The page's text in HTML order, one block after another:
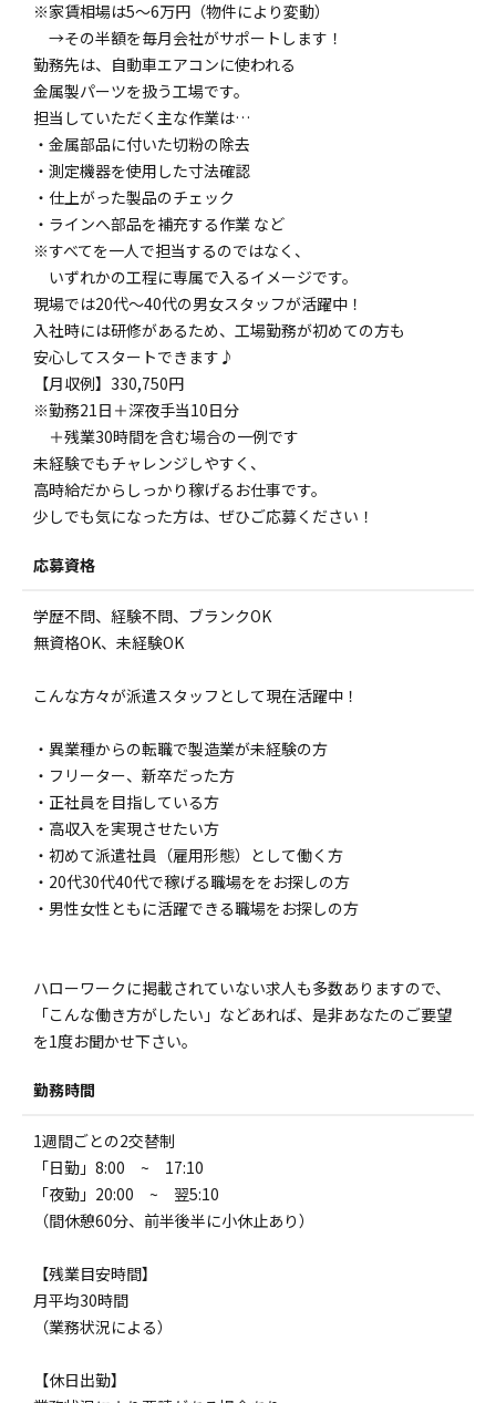
※家賃相場は5～6万円（物件により変動）
→その半額を毎月会社がサポートします！
勤務先は、自動車エアコンに使われる
金属製パーツを扱う工場です。
担当していただく主な作業は…
・金属部品に付いた切粉の除去
・測定機器を使用した寸法確認
・仕上がった製品のチェック
・ラインへ部品を補充する作業 など
※すべてを一人で担当するのではなく、
いずれかの工程に専属で入るイメージです。
現場では20代〜40代の男女スタッフが活躍中！
入社時には研修があるため、工場勤務が初めての方も
安心してスタートできます♪
【月収例】330,750円
※勤務21日＋深夜手当10日分
＋残業30時間を含む場合の一例です
未経験でもチャレンジしやすく、
高時給だからしっかり稼げるお仕事です。
少しでも気になった方は、ぜひご応募ください！
応募資格
学歴不問、経験不問、ブランクOK
無資格OK、未経験OK
こんな方々が派遣スタッフとして現在活躍中！
・異業種からの転職で製造業が未経験の方
・フリーター、新卒だった方
・正社員を目指している方
・高収入を実現させたい方
・初めて派遣社員（雇用形態）として働く方
・20代30代40代で稼げる職場ををお探しの方
・男性女性ともに活躍できる職場をお探しの方
ハローワークに掲載されていない求人も多数ありますので、
「こんな働き方がしたい」などあれば、是非あなたのご要望
を1度お聞かせ下さい。
勤務時間
1週間ごとの2交替制
「日勤」8:00 ~ 17:10
「夜勤」20:00 ~ 翌5:10
（間休憩60分、前半後半に小休止あり）
【残業目安時間】
月平均30時間
（業務状況による）
【休日出勤】